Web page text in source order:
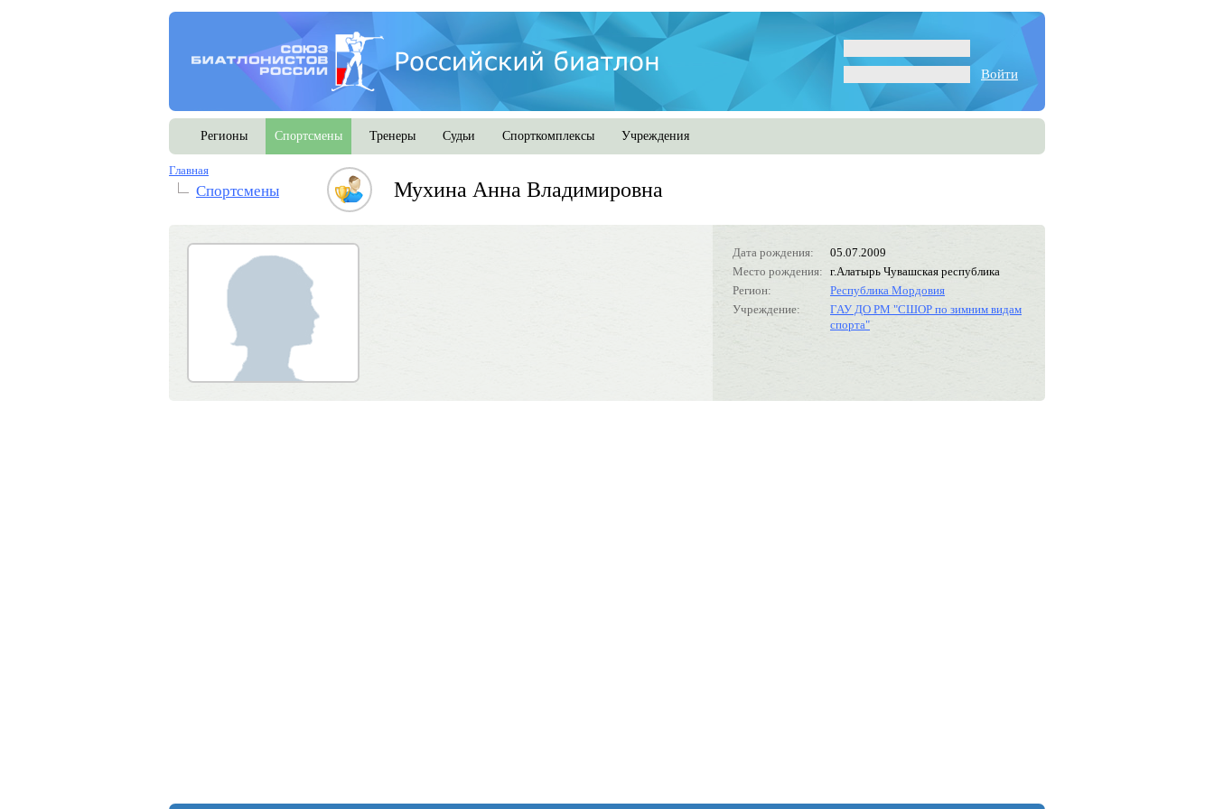
Войти
Регионы Спортсмены Тренеры Судьи Спорткомплексы Учреждения
Главная
Спортсмены Мухина Анна Владимировна
Дата рождения:
05.07.2009
Место рождения: г.Алатырь Чувашская республика
Регион:
Республика Мордовия
Учреждение:
ГАУ ДО РМ "СШОР по зимним видам
спорта"